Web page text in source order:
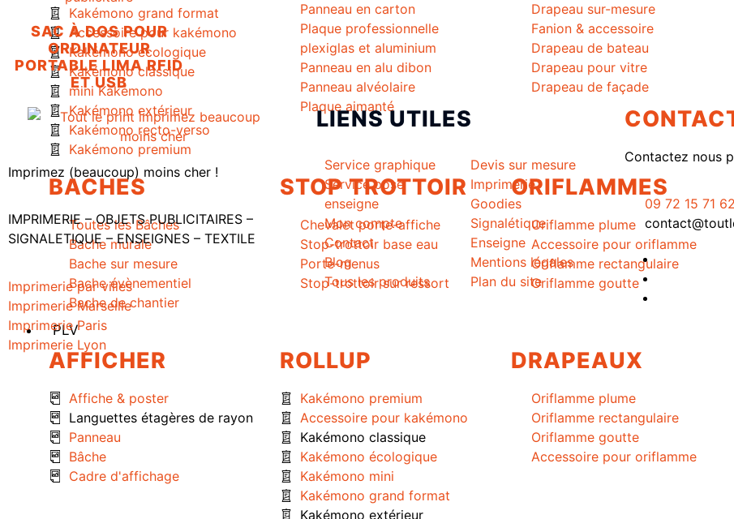
Kakémono grand format
Accessoire pour kakémono
Kakémono écologique
Kakémono classique
mini Kakémono
Kakémono extérieur
Kakémono recto-verso
Kakémono premium
Panneau en carton
Plaque professionnelle
plexiglas et aluminium
Panneau en alu dibon
Panneau alvéolaire
Plaque aimanté
Drapeau sur-mesure
Fanion & accessoire
Drapeau de bateau
Drapeau pour vitre
Drapeau de façade
BACHES
Toutes les Bâches
Bache murale
Bache sur mesure
Bache évènementiel
Bache de chantier
STOP TROTTOIR
Chevalet porte-affiche
Stop-trottoir base eau
Porte-menus
Stop-trottoir sur ressort
ORIFLAMMES
Oriflamme plume
Accessoire pour oriflamme
Oriflamme rectangulaire
Oriflamme goutte
PLV
AFFICHER
Affiche & poster
Languettes étagères de rayon
Panneau
Bâche
Cadre d'affichage
ROLLUP
Kakémono premium
Accessoire pour kakémono
Kakémono classique
Kakémono écologique
Kakémono mini
Kakémono grand format
Kakémono extérieur
DRAPEAUX
Oriflamme plume
Oriflamme rectangulaire
Oriflamme goutte
Accessoire pour oriflamme
SAC À DOS POUR
ORDINATEUR
PORTABLE LIMA RFID
ET USB
Imprimez (beaucoup) moins cher !
IMPRIMERIE – OBJETS PUBLICITAIRES –
SIGNALETIQUE – ENSEIGNES – TEXTILE
Imprimerie par villes
Imprimerie Marseille
Imprimerie Paris
Imprimerie Lyon
LIENS UTILES
Service graphique
Service pose
enseigne
Mon compte
Contact
Blog
Tous les produits
Devis sur mesure
Imprimerie
Goodies
Signalétique
Enseigne
Mentions légales
Plan du site
Contactez nous
09 72 15 71 62